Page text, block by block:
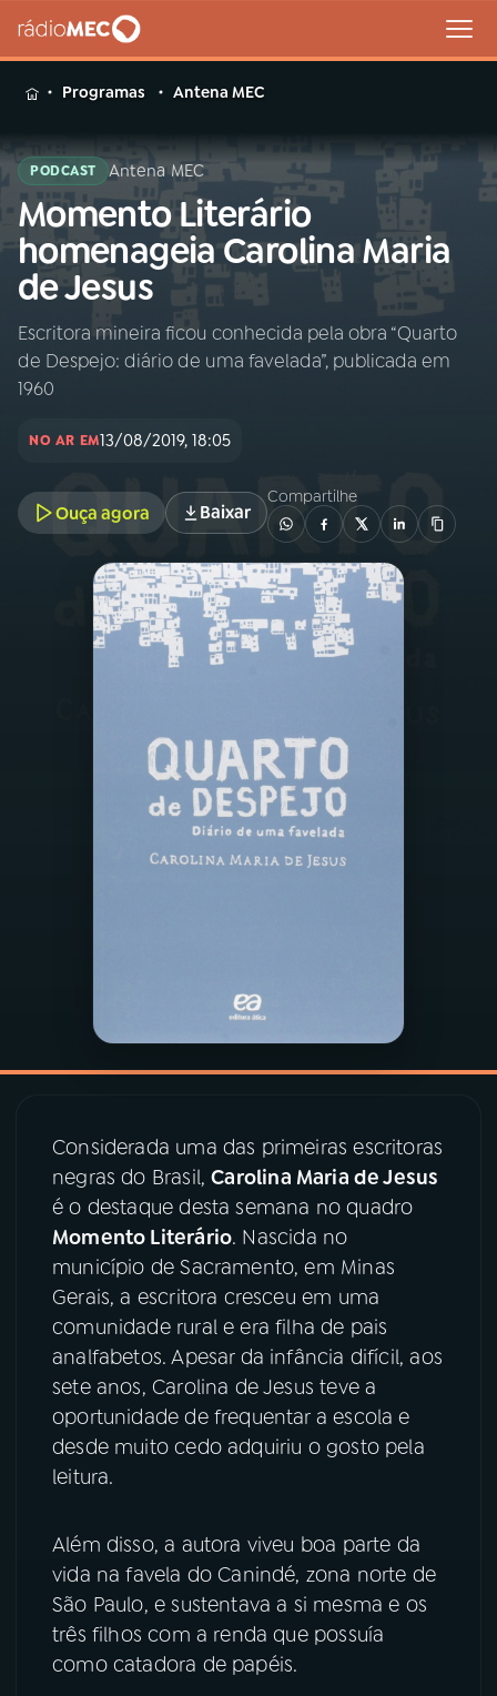
MENU
Buscar
na
Rádio
MEC
Buscar
Início AO VIVO
PROGRAMAS
VIDEOCASTS
YouTube Facebook
TikTok
Programas Antena MEC
PODCAST Antena MEC
Momento Literário
homenageia Carolina Maria
de Jesus
Escritora mineira ficou conhecida pela obra “Quarto
de Despejo: diário de uma favelada”, publicada em
1960
NO AR EM13/08/2019, 18:05
Ouça agora Baixar
Compartilhe
Considerada uma das primeiras escritoras
negras do Brasil,Carolina Maria de Jesus
é o destaque desta semana no quadro
Momento Literário. Nascida no
município de Sacramento, em Minas
Gerais, a escritora cresceu em uma
comunidade rural e era filha de pais
analfabetos. Apesar da infância difícil, aos
sete anos, Carolina de Jesus teve a
oportunidade de frequentar a escola e
desde muito cedo adquiriu o gosto pela
leitura.
Além disso, a autora viveu boa parte da
vida na favela do Canindé, zona norte de
São Paulo, e sustentava a si mesma e os
três filhos com a renda que possuía
como catadora de papéis.